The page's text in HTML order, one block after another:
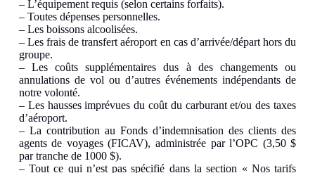
– L’équipement requis (selon certains forfaits).
– Toutes dépenses personnelles.
– Les boissons alcoolisées.
– Les frais de transfert aéroport en cas d’arrivée/départ hors du
groupe.
– Les coûts supplémentaires dus à des changements ou
annulations de vol ou d’autres événements indépendants de
notre volonté.
– Les hausses imprévues du coût du carburant et/ou des taxes
d’aéroport.
– La contribution au Fonds d’indemnisation des clients des
agents de voyages (FICAV), administrée par l’OPC (3,50 $
par tranche de 1000 $).
– Tout ce qui n’est pas spécifié dans la section « Nos tarifs